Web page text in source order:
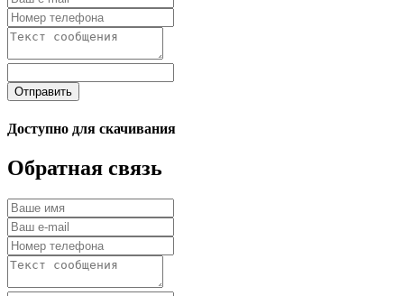
Отправить
Доступно для скачивания
Обратная связь